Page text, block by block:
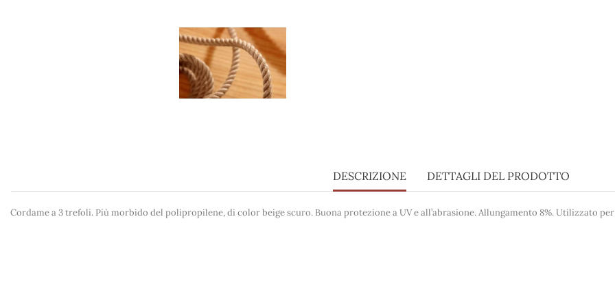
DESCRIZIONE DETTAGLI DEL PRODOTTO
Cordame a 3 trefoli. Più morbido del polipropilene, di color beige scuro. Buona protezione a UV e all’abrasione. Allungamento 8%. Utilizzato